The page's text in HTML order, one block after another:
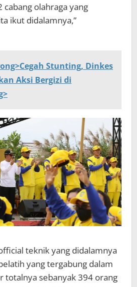
cabang olahraga yang
ikut didalamnya,”
Stunting, Dinkes
Aksi Bergizi di
teknik yang didalamnya
yang tergabung dalam
totalnya sebanyak 394 orang